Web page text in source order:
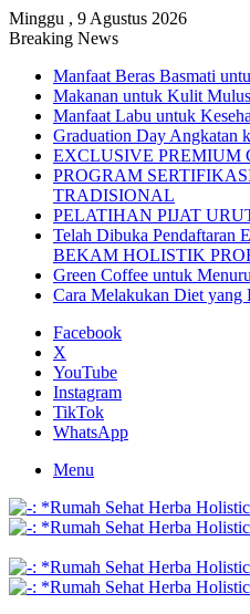
Minggu , 9 Agustus 2026
Breaking News
Manfaat Beras Basmati
Makanan untuk Kulit
Manfaat Labu untuk
Graduation Day Angkatan
EXCLUSIVE PREMIUM
PROGRAM
TRADISIONAL
PELATIHAN PIJAT
Telah Dibuka
BEKAM HOLISTIK
Green Coffee untuk
Cara Melakukan Diet yang
Facebook
X
YouTube
Instagram
TikTok
WhatsApp
Menu